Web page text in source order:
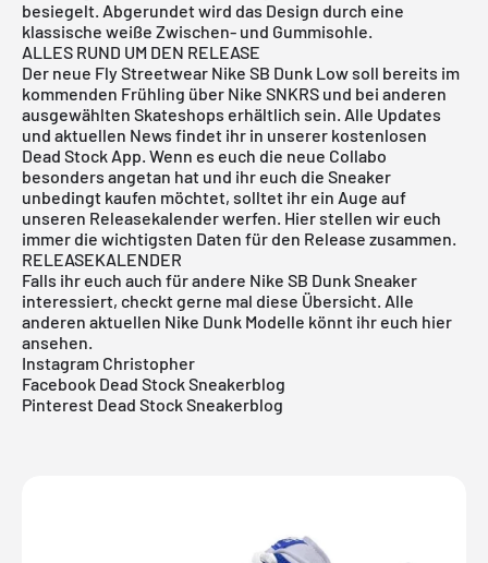
besiegelt. Abgerundet wird das Design durch eine
klassische weiße Zwischen- und Gummisohle.
ALLES RUND UM DEN RELEASE
Der neue Fly Streetwear Nike SB Dunk Low soll bereits im
kommenden Frühling über Nike SNKRS und bei anderen
ausgewählten Skateshops erhältlich sein. Alle Updates
und aktuellen News findet ihr in unserer kostenlosen
Dead Stock App. Wenn es euch die neue Collabo
besonders angetan hat und ihr euch die Sneaker
unbedingt kaufen möchtet, solltet ihr ein Auge auf
unseren Releasekalenderwerfen. Hier stellen wir euch
immer die wichtigsten Daten für den Release zusammen.
RELEASEKALENDER
Falls ihr euch auch für andere Nike SB Dunk Sneaker
interessiert, checkt gerne mal diese Übersicht. Alle
anderen aktuellen Nike Dunk Modelle könnt ihr euch hier
ansehen.
Instagram Christopher
Facebook Dead Stock Sneakerblog
Pinterest Dead Stock Sneakerblog